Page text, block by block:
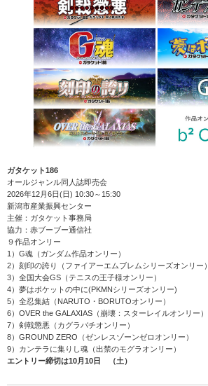
ガタケット186
オールジャンル同人誌即売会
2026年12月6日(日) 10:30～15:30
新潟市産業振興センター
主催：ガタケット事務局
協力：赤ブーブー通信社
９作品オンリー
1）G魂（ガンダム作品オンリー）
2）刻印の誇り（ファイアーエムブレムシリーズオンリー）
3）全国大会GS（テニスの王子様オンリー）
4）夢はポケットの中に(PKMNシリーズオンリー)
5）全忍集結（NARUTO・BORUTOオンリー）
6）OVER the GALAXIAS（崩壊：スターレイルオンリー）
7）剣戟懲悪（カグラバチオンリー）
8）GROUND ZERO（ゼンレスゾーンゼロオンリー）
9）カンテラに集りし魂（出禁のモグラオンリー）
エントリー締切は10月10日 （土）